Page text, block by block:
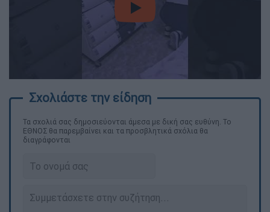
video
Τα σχολιά σας δημοσιεύονται άμεσα με δική σας ευθύνη. Το
ΕΘΝΟΣ θα παρεμβαίνει και τα προσβλητικά σχόλια θα
διαγράφονται